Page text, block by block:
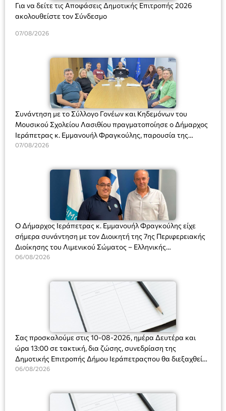
Για να δείτε τις Αποφάσεις Δημοτικής Επιτροπής 2026
ακολουθείστε τον Σύνδεσμο
07/08/2026
Συνάντηση με το Σύλλογο Γονέων και Κηδεμόνων του
Μουσικού Σχολείου Λασιθίου πραγματοποίησε ο Δήμαρχος
Ιεράπετρας κ. Εμμανουήλ Φραγκούλης, παρουσία της
Διευθύντριας του σχολείου κας Μαριάννας Χαΐτα.
07/08/2026
Ο Δήμαρχος Ιεράπετρας κ. Εμμανουήλ Φραγκούλης είχε
σήμερα συνάντηση με τον Διοικητή της 7ης Περιφερειακής
Διοίκησης του Λιμενικού Σώματος – Ελληνικής
Ακτοφυλακής (Λ.Σ.-ΕΛ.ΑΚΤ.), Αρχιπλοίαρχο Λ.Σ. κ. Ιωάννη
06/08/2026
Σας προσκαλούμε στις 10-08-2026, ημέρα Δευτέρα και
ώρα 13:00 σε τακτική, δια ζώσης, συνεδρίαση της
Δημοτικής Επιτροπής Δήμου Ιεράπετραςπου θα διεξαχθεί
στο Δημοτικό Κατάστημα, Δημοκρατίας 31 στην αίθουσα
και λήψη αποφάσεων στα παρακάτω θέματα:
06/08/2026